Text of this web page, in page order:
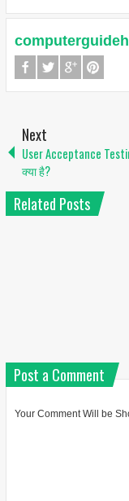
Next
User Acceptance
क्या है?
Related Posts
Post a Comment
Your Comment Will be